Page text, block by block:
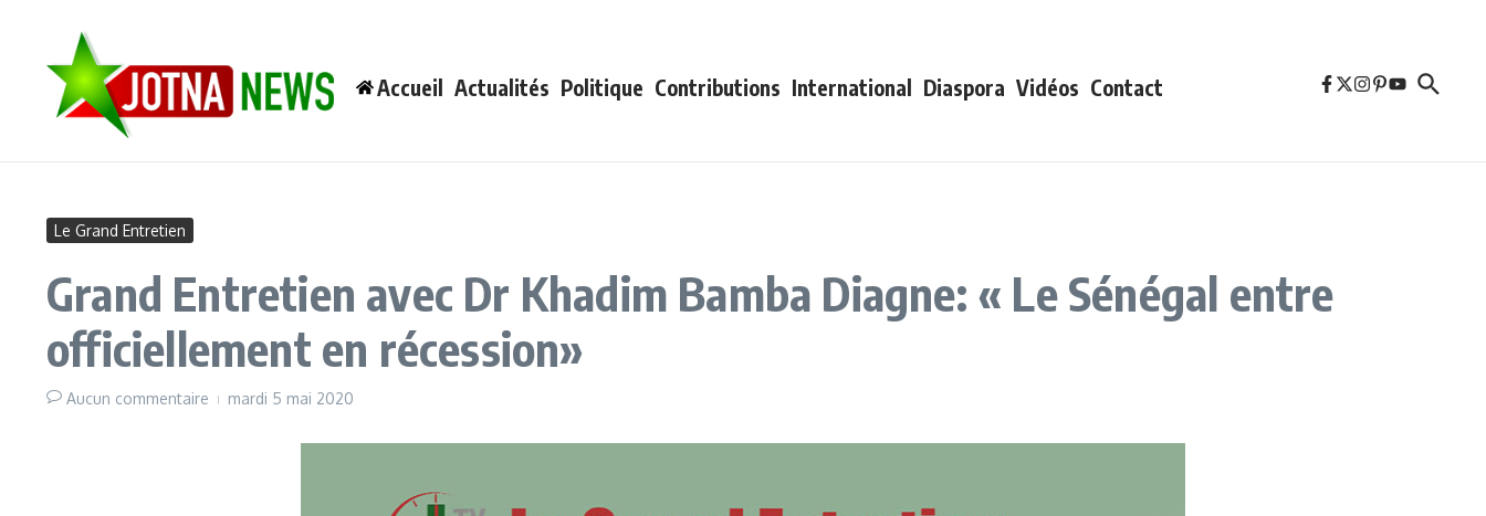
Accueil Actualités Politique Contributions International Diaspora Vidéos Contact
Le Grand Entretien
Grand Entretien avec Dr Khadim Bamba Diagne: « Le Sénégal entre
officiellement en récession»
Aucun commentaire mardi 5 mai 2020